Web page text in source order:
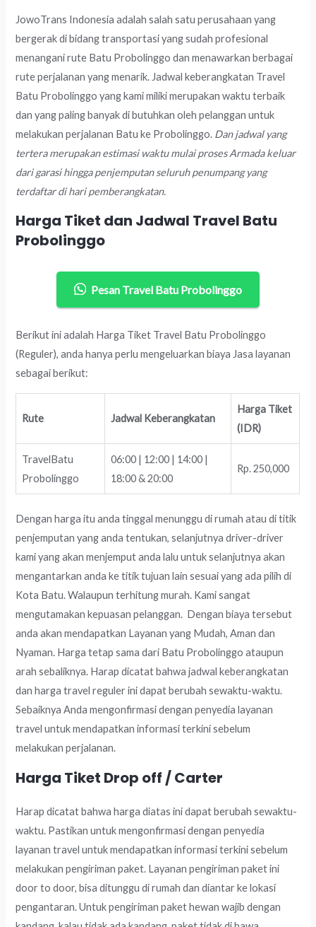
JowoTrans Indonesia adalah salah satu perusahaan yang
bergerak di bidang transportasi yang sudah profesional
menangani rute Batu Probolinggo dan menawarkan berbagai
rute perjalanan yang menarik. Jadwal keberangkatan Travel
Batu Probolinggo yang kami miliki merupakan waktu terbaik
dan yang paling banyak di butuhkan oleh pelanggan untuk
melakukan perjalanan Batu ke Probolinggo. Dan jadwal yang
tertera merupakan estimasi waktu mulai proses Armada keluar
dari garasi hingga penjemputan seluruh penumpang yang
terdaftar di hari pemberangkatan.
Harga Tiket dan Jadwal Travel Batu
Probolinggo
Pesan Travel Batu Probolinggo
Berikut ini adalah Harga Tiket Travel Batu Probolinggo
(Reguler), anda hanya perlu mengeluarkan biaya Jasa layanan
sebagai berikut:
Rute Jadwal Keberangkatan
Harga Tiket
(IDR)
TravelBatu
Probolinggo
06:00 | 12:00 | 14:00 |
18:00 & 20:00
Rp. 250,000
Dengan harga itu anda tinggal menunggu di rumah atau di titik
penjemputan yang anda tentukan, selanjutnya driver-driver
kami yang akan menjemput anda lalu untuk selanjutnya akan
mengantarkan anda ke titik tujuan lain sesuai yang ada pilih di
Kota Batu. Walaupun terhitung murah. Kami sangat
mengutamakan kepuasan pelanggan. Dengan biaya tersebut
anda akan mendapatkan Layanan yang Mudah, Aman dan
Nyaman. Harga tetap sama dari Batu Probolinggo ataupun
arah sebaliknya. Harap dicatat bahwa jadwal keberangkatan
dan harga travel reguler ini dapat berubah sewaktu-waktu.
Sebaiknya Anda mengonfirmasi dengan penyedia layanan
travel untuk mendapatkan informasi terkini sebelum
melakukan perjalanan.
Harga Tiket Drop off / Carter
Harap dicatat bahwa harga diatas ini dapat berubah sewaktu-
waktu. Pastikan untuk mengonfirmasi dengan penyedia
layanan travel untuk mendapatkan informasi terkini sebelum
melakukan pengiriman paket. Layanan pengiriman paket ini
door to door, bisa ditunggu di rumah dan diantar ke lokasi
pengantaran. Untuk pengiriman paket hewan wajib dengan